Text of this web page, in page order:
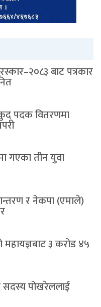
बाट पत्रकार
पदक वितरणमा
गएका तीन युवा
र नेकपा (एमाले)
३ करोड ४५
सदस्य पोखरेललाई